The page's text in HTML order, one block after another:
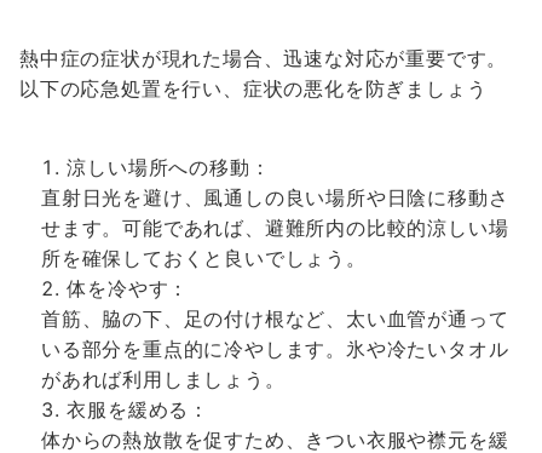
熱中症の症状が現れた場合、迅速な対応が重要です。
以下の応急処置を行い、症状の悪化を防ぎましょう
涼しい場所への移動：
直射日光を避け、風通しの良い場所や日陰に移動さ
せます。可能であれば、避難所内の比較的涼しい場
所を確保しておくと良いでしょう。
体を冷やす：
首筋、脇の下、足の付け根など、太い血管が通って
いる部分を重点的に冷やします。氷や冷たいタオル
があれば利用しましょう。
衣服を緩める：
体からの熱放散を促すため、きつい衣服や襟元を緩